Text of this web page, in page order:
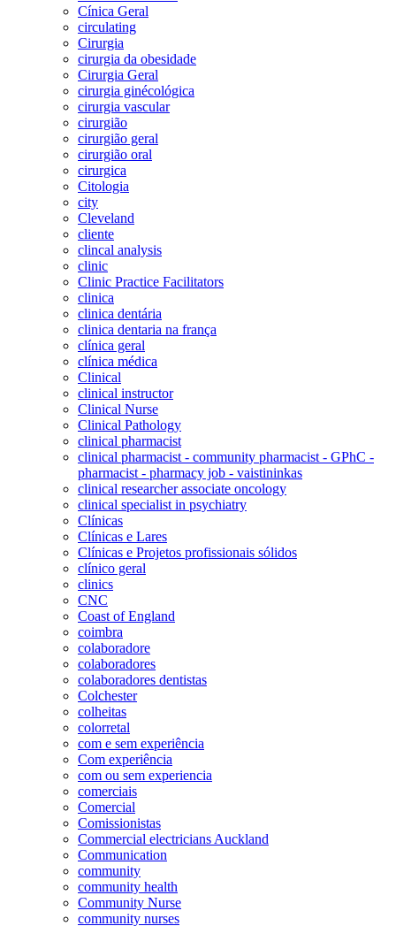
Cínica Geral
circulating
Cirurgia
cirurgia da obesidade
Cirurgia Geral
cirurgia ginécológica
cirurgia vascular
cirurgião
cirurgião geral
cirurgião oral
cirurgica
Citologia
city
Cleveland
cliente
clincal analysis
clinic
Clinic Practice Facilitators
clinica
clinica dentária
clinica dentaria na frança
clínica geral
clínica médica
Clinical
clinical instructor
Clinical Nurse
Clinical Pathology
clinical pharmacist
clinical pharmacist - community pharmacist - GPhC -
pharmacist - pharmacy job - vaistininkas
clinical researcher associate oncology
clinical specialist in psychiatry
Clínicas
Clínicas e Lares
Clínicas e Projetos profissionais sólidos
clínico geral
clinics
CNC
Coast of England
coimbra
colaboradore
colaboradores
colaboradores dentistas
Colchester
colheitas
colorretal
com e sem experiência
Com experiência
com ou sem experiencia
comerciais
Comercial
Comissionistas
Commercial electricians Auckland
Communication
community
community health
Community Nurse
community nurses